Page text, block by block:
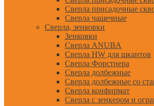
Сверла присадочные
Сверла чашечные
Сверла, зенковки
Зенковки
Сверла ANUBA
Сверла HW для шкантов
Сверла Форстнера
Сверла долбежные
Сверла долбежные со
Сверла конфирмат
Сверла с зенкером и